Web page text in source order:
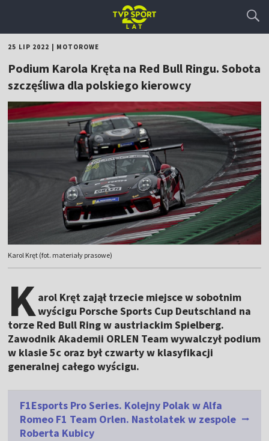
25 LIP 2022 MOTOROWE
Podium Karola Kręta na Red Bull Ringu. Sobota
szczęśliwa dla polskiego kierowcy
Karol Kręt (fot. materiały prasowe)
Karol Kręt zajął trzecie miejsce w sobotnim
wyścigu Porsche Sports Cup Deutschland na
torze Red Bull Ring w austriackim Spielberg.
Zawodnik Akademii ORLEN Team wywalczył podium
w klasie 5c oraz był czwarty w klasyfikacji
generalnej całego wyścigu.
F1Esports Pro Series. Kolejny Polak w Alfa
Romeo F1 Team Orlen. Nastolatek w zespole
Roberta Kubicy